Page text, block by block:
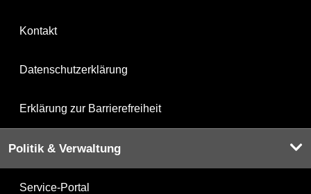
Kontakt
Datenschutzerklärung
Erklärung zur Barrierefreiheit
Politik & Verwaltung
Service-Portal